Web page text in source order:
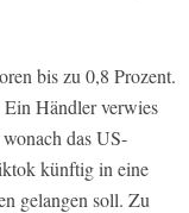
bis zu 0,8 Prozent.
Ein Händler verwies
das US-
künftig in eine
gelangen soll. Zu